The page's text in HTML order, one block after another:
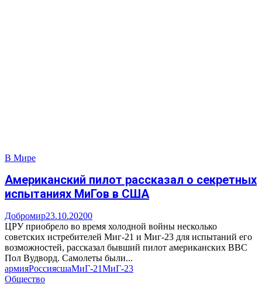
В Мире
Американский пилот рассказал о секретных
испытаниях МиГов в США
Добромир23.10.20200
ЦРУ приобрело во время холодной войны несколько
советских истребителей Миг-21 и Миг-23 для испытаний его
возможностей, рассказал бывший пилот американских ВВС
Пол Вудворд. Самолеты были...
армияРоссиясшаМиГ-21МиГ-23
Общество